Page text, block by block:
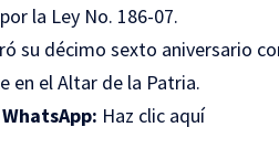
la Ley No. 186-07.
su décimo sexto aniversario
en el Altar de la Patria.
Haz clic aquí